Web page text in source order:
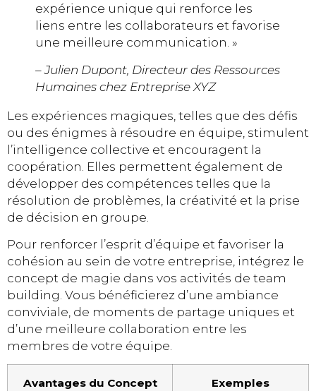
expérience unique qui renforce les
liens entre les collaborateurs et favorise
une meilleure communication. »
– Julien Dupont, Directeur des Ressources
Humaines chez Entreprise XYZ
Les expériences magiques, telles que des défis
ou des énigmes à résoudre en équipe, stimulent
l’intelligence collective et encouragent la
coopération. Elles permettent également de
développer des compétences telles que la
résolution de problèmes, la créativité et la prise
de décision en groupe.
Pour renforcer l’esprit d’équipe et favoriser la
cohésion au sein de votre entreprise, intégrez le
concept de magie dans vos activités de team
building. Vous bénéficierez d’une ambiance
conviviale, de moments de partage uniques et
d’une meilleure collaboration entre les
membres de votre équipe.
Avantages du Concept
Exemples